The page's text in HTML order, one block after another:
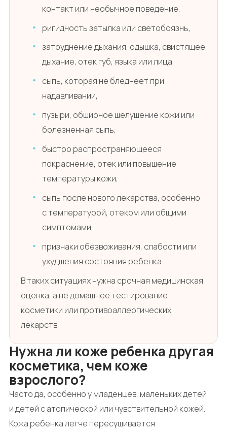
контакт или необычное поведение,
ригидность затылка или светобоязнь,
затруднение дыхания, одышка, свистящее
дыхание, отек губ, языка или лица,
сыпь, которая не бледнеет при
надавливании,
пузыри, обширное шелушение кожи или
болезненная сыпь,
быстро распространяющееся
покраснение, отек или повышение
температуры кожи,
сыпь после нового лекарства, особенно
с температурой, отеком или общими
симптомами,
признаки обезвоживания, слабости или
ухудшения состояния ребенка.
В таких ситуациях нужна срочная медицинская
оценка, а не домашнее тестирование
косметики или противоаллергических
лекарств.
Нужна ли коже ребенка другая
косметика, чем коже
взрослого?
Часто да, особенно у младенцев, маленьких детей
и детей с атопической или чувствительной кожей.
Кожа ребенка легче пересушивается